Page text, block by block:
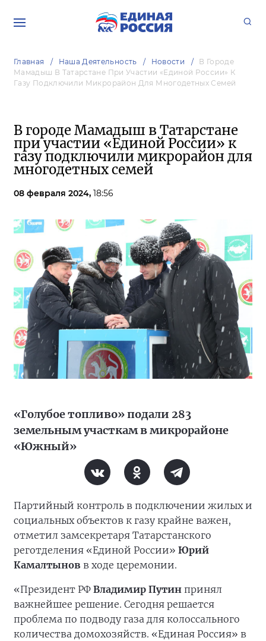
Главная Наша Деятельность Новости
В Городе
Мамадыш В Татарстане При Участии «Единой России» К
Газу Подключили Микрорайон Для Многодетных Семей
В городе Мамадыш в Татарстане
при участии «Единой России» к
газу подключили микрорайон для
многодетных семей
08 февраля 2024, 18:56
«Голубое топливо» подали 283
земельным участкам в микрорайоне
«Южный»
Партийный контроль в подключении жилых и
социальных объектов к газу крайне важен,
отметил замсекретаря Татарстанского
реготделения «Единой России» Юрий
Камалтынов в ходе церемонии.
«Президент РФ Владимир Путин принял
важнейшее решение. Сегодня решается
проблема по подводу газа для колоссального
количества домохозяйств. «Единая Россия» в